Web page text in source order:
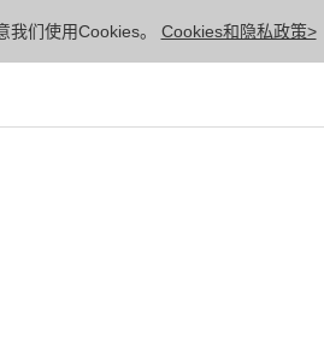
我们使用Cookies。 Cookies和隐私政策>